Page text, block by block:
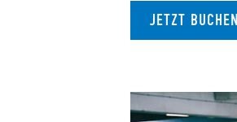
JETZT BUCHEN